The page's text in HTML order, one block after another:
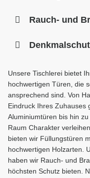
Rauch- und
Unsere Tischlerei bietet
hochwertigen Türen, die
ansprechend sind. Von
Eindruck Ihres Zuhauses
Aluminiumtüren bis hin
Raum Charakter
bieten wir Füllungstüren
hochwertigen Holzarten.
haben wir Rauch- und
höchsten Schutz bieten.